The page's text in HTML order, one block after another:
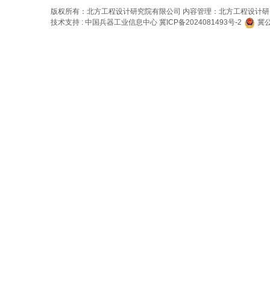
版权所有：北方工程设计研究院有限公司 内容管理：北方工程设计
技术支持 : 中国兵器工业信息中心 冀ICP备2024081493号-2 冀